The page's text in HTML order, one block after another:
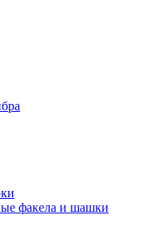
факела и шашки